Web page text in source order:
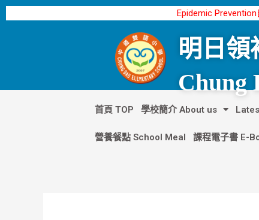
跳
至
Epidemic
明日領
Chung
首頁 TOP 學校簡介 About us
營養餐點 School Meal 課程電子書 E-
Post
navigation